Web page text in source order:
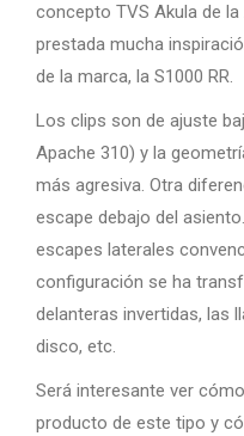
concepto TVS Akula de
prestada mucha
de la marca, la S1000 RR.
Los clips son de ajuste
Apache 310) y la
más agresiva. Otra
escape debajo del
escapes laterales
configuración se ha
delanteras invertidas, las
disco, etc.
Será interesante ver
producto de este tipo y